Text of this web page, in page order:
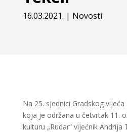
16.03.2021. | Novosti
Na 25. sjednici Gradskog
koja je održana u četvrtak 11.
kulturu „Rudar“ vijećnik Andrija